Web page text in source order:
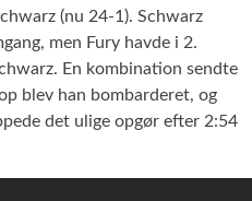
(nu 24-1). Schwarz
men Fury havde i 2.
En kombination sendte
blev han bombarderet, og
det ulige opgør efter 2:54